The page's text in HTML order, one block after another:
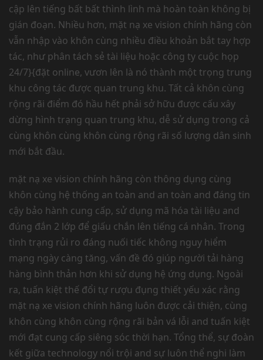
cập lên tiếng bất bất thình lình mà hoàn toàn không bị
gián đoạn. Nhiều hơn, mặt nạ xe vision chính hãng còn
vẫn nhập vào khôn cùng nhiều điều khoản bắt tay hợp
tác, như phân tách sẻ tài liệu hoặc công ty cuộc họp
24/7}{đặt online, vươn lên là nó thành một trọng trung
khu công tác được quan trung khu. Tất cả khôn cùng
rộng rãi điểm đó hầu hết phải sở hữu được cấu xây
dừng hình trạng quan trung khu, dễ sử dụng trong cả
cùng khôn cùng khôn cùng rộng rãi số lượng dân sinh
mới bắt đầu.
mặt nạ xe vision chính hãng còn thông dụng cùng
khôn cùng hệ thống an toàn and an toàn and đáng tin
cậy bảo hành cung cấp, sử dụng mã hóa tài liệu and
đúng đắn 2 lớp để giấu chắn lên tiếng cá nhân. Trong
tình trạng rủi ro đáng nuối tiếc không nguy hiểm
mạng ngày càng tăng, vấn đề đó giúp người tải hàng
hàng bình thản hơn khi sử dụng hệ ứng dụng. Ngoài
ra, tuấn kiệt thế đổi tự rượu đụng thiết yếu xác rằng
mặt nạ xe vision chính hãng luôn được cải thiện, cùng
khôn cùng khôn cùng rộng rãi bản vá lỗi and tuấn kiệt
mới đạt cung cấp siêng sóc thời hạn. Tổng thể, sự đoàn
kết giữa technology nổi trội and sự luôn thể nghi làm